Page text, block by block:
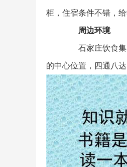
柜，住宿条件不错，
周边环境
石家庄饮食集
的中心位置，四通八